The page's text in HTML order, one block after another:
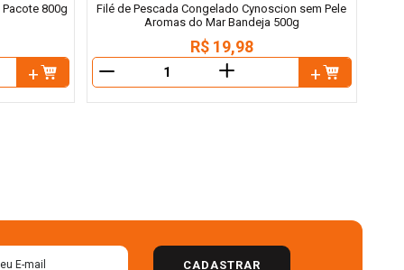
800g
Filé de Pescada Congelado Cynoscion sem Pele
Aromas do Mar Bandeja 500g
R$ 19,98
＋
CADASTRAR